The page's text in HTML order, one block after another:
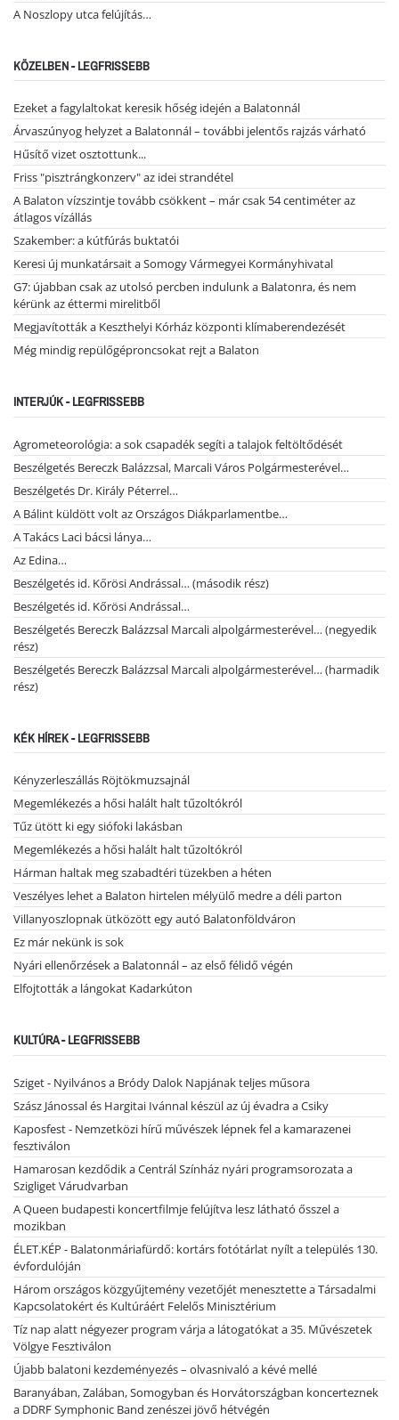
A Noszlopy utca felújítás…
KÖZELBEN - LEGFRISSEBB
Ezeket a fagylaltokat keresik hőség idején a Balatonnál
Árvaszúnyog helyzet a Balatonnál – további jelentős rajzás várható
Hűsítő vizet osztottunk...
Friss "pisztrángkonzerv" az idei strandétel
A Balaton vízszintje tovább csökkent – már csak 54 centiméter az
átlagos vízállás
Szakember: a kútfúrás buktatói
Keresi új munkatársait a Somogy Vármegyei Kormányhivatal
G7: újabban csak az utolsó percben indulunk a Balatonra, és nem
kérünk az éttermi mirelitből
Megjavították a Keszthelyi Kórház központi klímaberendezését
Még mindig repülőgéproncsokat rejt a Balaton
INTERJÚK - LEGFRISSEBB
Agrometeorológia: a sok csapadék segíti a talajok feltöltődését
Beszélgetés Bereczk Balázzsal, Marcali Város Polgármesterével…
Beszélgetés Dr. Király Péterrel…
A Bálint küldött volt az Országos Diákparlamentbe…
A Takács Laci bácsi lánya…
Az Edina…
Beszélgetés id. Kőrösi Andrással… (második rész)
Beszélgetés id. Kőrösi Andrással…
Beszélgetés Bereczk Balázzsal Marcali alpolgármesterével… (negyedik
rész)
Beszélgetés Bereczk Balázzsal Marcali alpolgármesterével… (harmadik
rész)
KÉK HÍREK - LEGFRISSEBB
Kényzerleszállás Röjtökmuzsajnál
Megemlékezés a hősi halált halt tűzoltókról
Tűz ütött ki egy siófoki lakásban
Megemlékezés a hősi halált halt tűzoltókról
Hárman haltak meg szabadtéri tüzekben a héten
Veszélyes lehet a Balaton hirtelen mélyülő medre a déli parton
Villanyoszlopnak ütközött egy autó Balatonföldváron
Ez már nekünk is sok
Nyári ellenőrzések a Balatonnál – az első félidő végén
Elfojtották a lángokat Kadarkúton
KULTÚRA - LEGFRISSEBB
Sziget - Nyilvános a Bródy Dalok Napjának teljes műsora
Szász Jánossal és Hargitai Ivánnal készül az új évadra a Csiky
Kaposfest - Nemzetközi hírű művészek lépnek fel a kamarazenei
fesztiválon
Hamarosan kezdődik a Centrál Színház nyári programsorozata a
Szigliget Várudvarban
A Queen budapesti koncertfilmje felújítva lesz látható ősszel a
mozikban
ÉLET.KÉP - Balatonmáriafürdő: kortárs fotótárlat nyílt a település 130.
évfordulóján
Három országos közgyűjtemény vezetőjét menesztette a Társadalmi
Kapcsolatokért és Kultúráért Felelős Minisztérium
Tíz nap alatt négyezer program várja a látogatókat a 35. Művészetek
Völgye Fesztiválon
Újabb balatoni kezdeményezés – olvasnivaló a kévé mellé
Baranyában, Zalában, Somogyban és Horvátországban koncerteznek
a DDRF Symphonic Band zenészei jövő hétvégén